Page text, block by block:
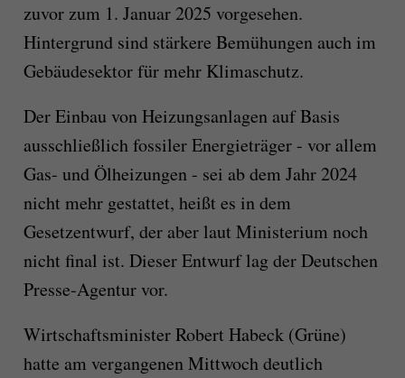
zuvor zum 1. Januar 2025 vorgesehen.
Hintergrund sind stärkere Bemühungen auch im
Gebäudesektor für mehr Klimaschutz.
Der Einbau von Heizungsanlagen auf Basis
ausschließlich fossiler Energieträger - vor allem
Gas- und Ölheizungen - sei ab dem Jahr 2024
nicht mehr gestattet, heißt es in dem
Gesetzentwurf, der aber laut Ministerium noch
nicht final ist. Dieser Entwurf lag der Deutschen
Presse-Agentur vor.
Wirtschaftsminister Robert Habeck (Grüne)
hatte am vergangenen Mittwoch deutlich